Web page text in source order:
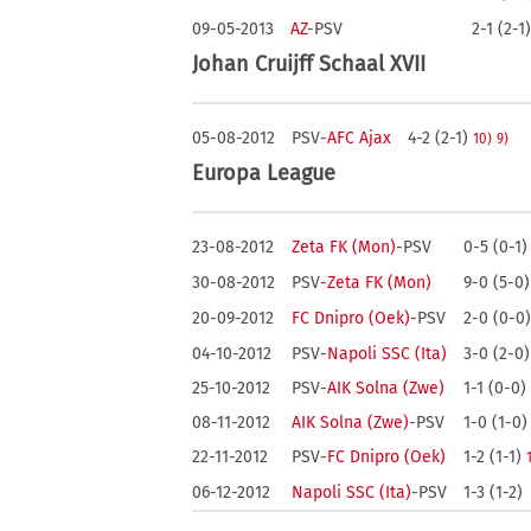
09-05-2013 AZ-PSV 2-1 (2-1)
Johan Cruijff Schaal XVII
05-08-2012 PSV-AFC Ajax 4-2 (2-1) 10) 9)
Europa League
23-08-2012 Zeta FK (Mon)-PSV 0-5 (0-1)
30-08-2012 PSV-Zeta FK (Mon) 9-0 (5-0)
20-09-2012 FC Dnipro (Oek)-PSV 2-0 (0-0)
04-10-2012 PSV-Napoli SSC (Ita)
3-0 (2-0)
25-10-2012
PSV-AIK Solna (Zwe)
1-1 (0-0)
08-11-2012
AIK Solna (Zwe)-PSV
1-0 (1-0)
22-11-2012
PSV-FC Dnipro (Oek) 1-2 (1-1)
06-12-2012 Napoli SSC (Ita)-PSV 1-3 (1-2)